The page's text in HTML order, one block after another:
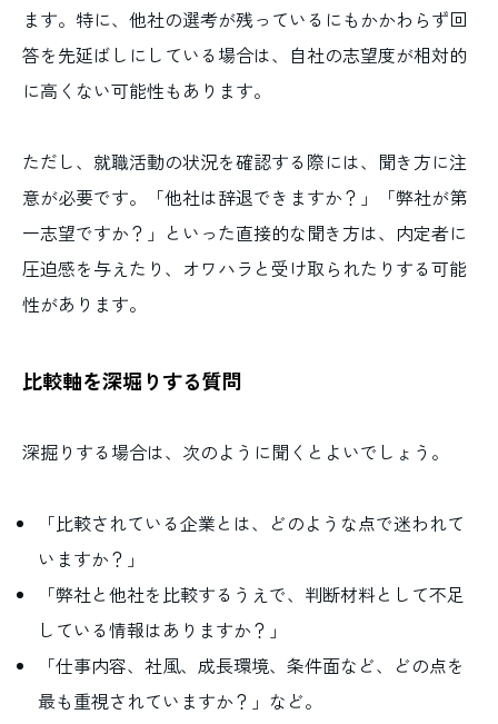
ます。特に、他社の選考が残っているにもかかわらず回
答を先延ばしにしている場合は、自社の志望度が相対的
に高くない可能性もあります。
ただし、就職活動の状況を確認する際には、聞き方に注
意が必要です。「他社は辞退できますか？」「弊社が第
一志望ですか？」といった直接的な聞き方は、内定者に
圧迫感を与えたり、オワハラと受け取られたりする可能
性があります。
比較軸を深堀りする質問
深掘りする場合は、次のように聞くとよいでしょう。
「比較されている企業とは、どのような点で迷われて
いますか？」
「弊社と他社を比較するうえで、判断材料として不足
している情報はありますか？」
「仕事内容、社風、成長環境、条件面など、どの点を
最も重視されていますか？」など。